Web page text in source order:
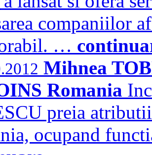
companiilor
…
Mihnea
Romania
preia
ocupand